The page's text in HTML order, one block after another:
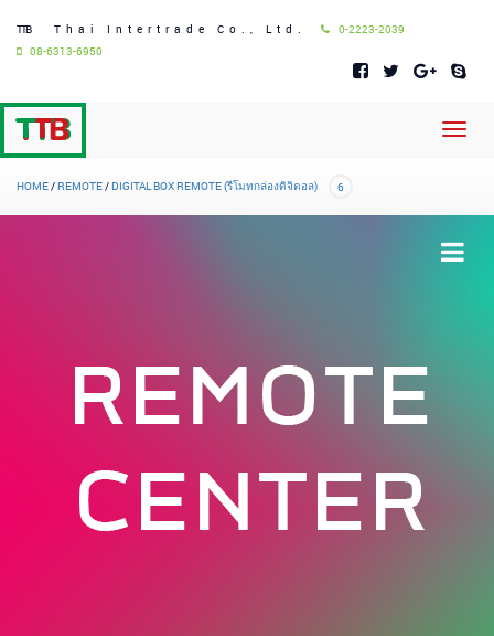
TTB Thai Intertrade Co., Ltd.
0-2223-2039
08-6313-6950
HOME /REMOTE /DIGITAL BOX REMOTE (รีโมทกล่องดิจิตอล) 6